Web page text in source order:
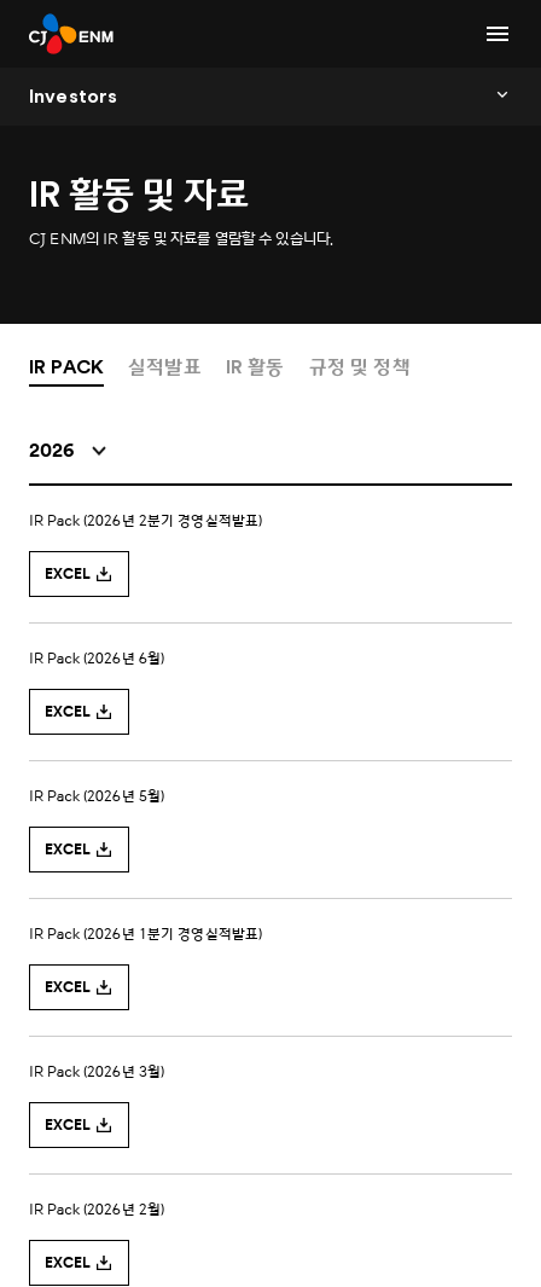
Investors
IR 활동 및 자료
CJ ENM의 IR 활동 및 자료를 열람할 수 있습니다.
IR PACK 실적발표 IR 활동 규정 및 정책